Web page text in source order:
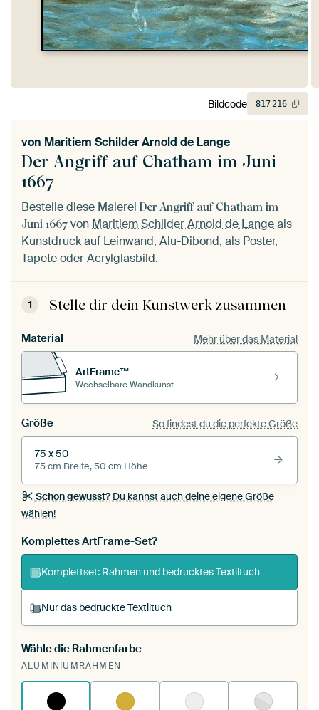
Der Angriff auf Chatham im Juni
1667
von Maritiem Schilder Arnold de Lange
Bestelle diese Malerei Der Angriff auf Chatham im
Juni 1667 vonMaritiem Schilder Arnold de Langeals
Kunstdruck auf Leinwand, Alu-Dibond, als Poster,
Tapete oder Acrylglasbild.
1 Stelle dir dein Kunstwerk zusammen
Material Mehr über das Material
ArtFrame™
Wechselbare Wandkunst
Größe So findest du die perfekte Größe
75 x 50
75 cm Breite, 50 cm Höhe
Schon gewusst?Du kannst auch deine eigene Größe
wählen!
Komplettes ArtFrame-Set?
Komplettset: Rahmen und bedrucktes Textiltuch
Nur das bedruckte Textiltuch
Du spannst einen wechselbaren Textiltuch in
deinen vorhandenen ArtFrame™.
funktioniert es.
Wähle die Rahmenfarbe
ALUMINIUMRAHMEN
Bildcode 817216